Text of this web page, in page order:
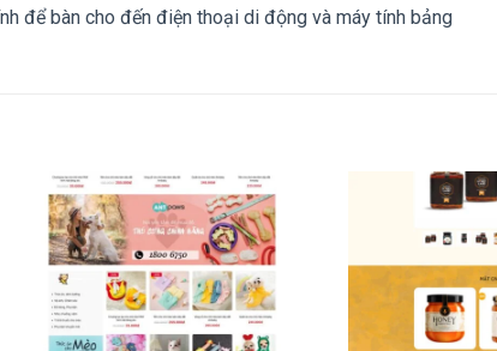
để bàn cho đến điện thoại di động và máy tính bảng